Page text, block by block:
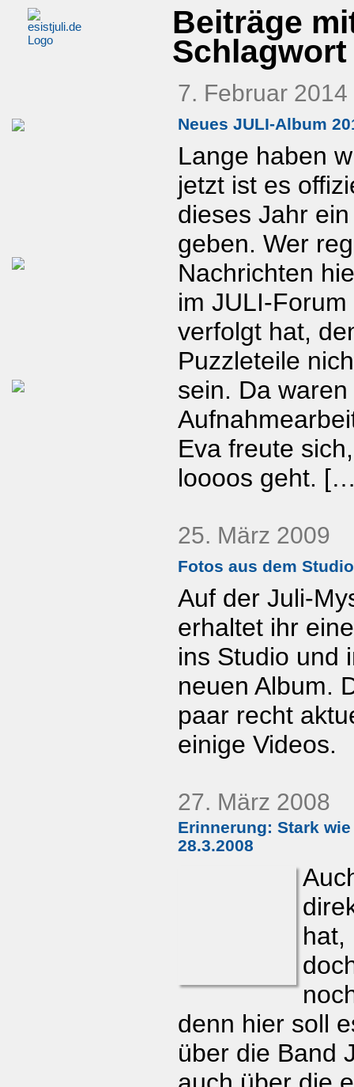
Beiträge
7. Februar 2014
Neues JULI-Album
Lange haben
jetzt ist es
dieses Jahr
geben. Wer
Nachrichten
im JULI-
verfolgt hat,
Puzzleteile
sein. Da
Eva freute
loooos geht.
25. März 2009
Fotos aus dem Studio
Auf der Juli-
erhaltet ihr
ins Studio und
neuen Album.
paar recht
einige Videos.
27. März 2008
Erinnerung: Stark
28.3.2008
hat,
denn hier soll
über die Band